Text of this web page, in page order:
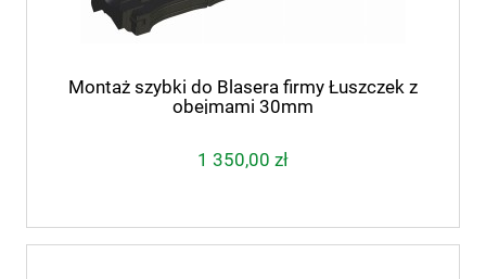
Montaż szybki do Blasera firmy Łuszczek z
obejmami 30mm
1 350,00 zł